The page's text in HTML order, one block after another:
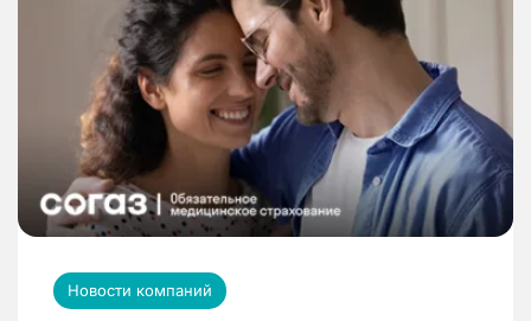
Новости компаний